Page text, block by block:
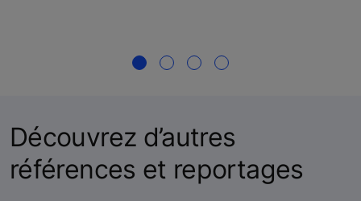
Découvrez d’autres
références et reportages